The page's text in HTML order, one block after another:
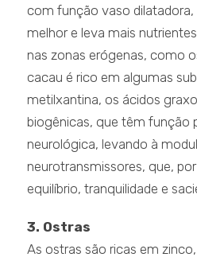
com função vaso
melhor e leva mais
nas zonas erógenas, como
cacau é rico em algumas
metilxantina, os ácidos
biogênicas, que têm função
neurológica, levando à
neurotransmissores, que,
equilíbrio, tranquilidade e
3. Ostras
As ostras são ricas em